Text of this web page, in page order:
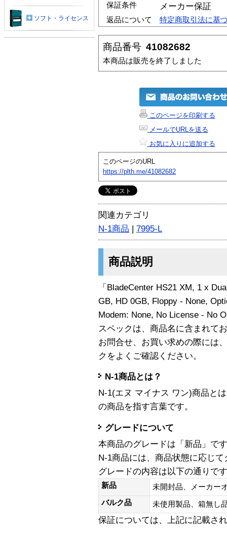
保証条件 メーカー保証
返品について 特定商取引法に基
商品番号 41082682
本商品は販売を終了しました
このページを印刷する
メールでURLを送る
お気に入りに追加する
このページのURL
https://plth.me/41082682
関連カテゴリ
N-1商品 | 7995-L
商品説明
「BladeCenter HS21 XM, 1 x
GB, HD 0GB, Floppy - None,
Modem: None, No License - No
スペックは、商品名に含まれて
お問合せ、お買い求めの際には
クをよくご確認ください。
N-1商品とは？
N-1(エヌ マイナス ワン)商品と
の商品を指す言葉です。
グレードについて
本商品のグレードは「新品」です
N-1商品には、商品状態に応じ
グレードの内容は以下の通りで
新品
未開封品、メーカー
バルク品
未使用製品、箱無
保証については、上記に記載さ
ソフト・ライセンス